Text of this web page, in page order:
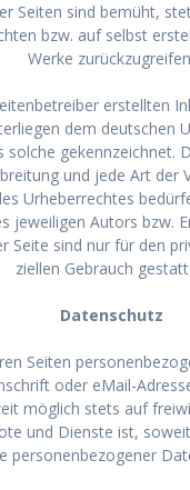
Sei­ten sind bemüht,
bzw. auf selbst
Wer­ke
erstell­ten
dem deut­schen
sol­che gekenn­zeich­net.
und jede Art der
Urhe­ber­rech­tes
jewei­li­gen Autors bzw.
Sei­te sind nur für den
zi­el­len Gebrauch
Daten­schutz
Sei­ten
oder eMail-
mög­lich stets auf
und Diens­te ist,
per­so­nen­be­zo­ge­ner